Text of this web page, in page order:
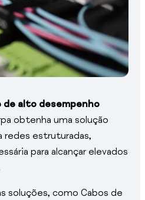
de alto desempenho
obtenha uma solução
redes estruturadas,
para alcançar elevados
soluções, como Cabos de